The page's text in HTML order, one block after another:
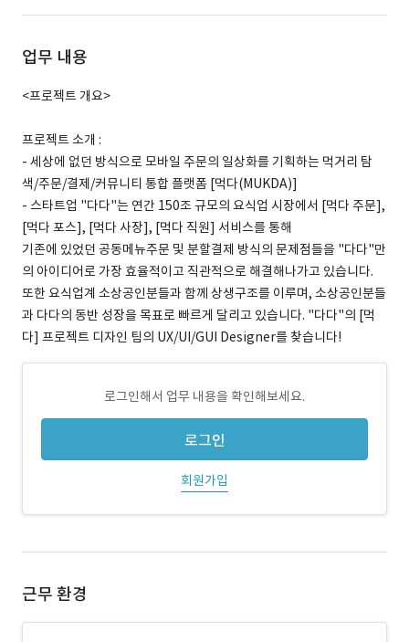
업무 내용
<프로젝트 개요>
프로젝트 소개 :
- 세상에 없던 방식으로 모바일 주문의 일상화를 기획하는 먹거리 탐
색/주문/결제/커뮤니티 통합 플랫폼 [먹다(MUKDA)]
- 스타트업 "다다"는 연간 150조 규모의 요식업 시장에서 [먹다 주문],
[먹다 포스], [먹다 사장], [먹다 직원] 서비스를 통해
기존에 있었던 공동메뉴주문 및 분할결제 방식의 문제점들을 "다다"만
의 아이디어로 가장 효율적이고 직관적으로 해결해나가고 있습니다.
또한 요식업계 소상공인분들과 함께 상생구조를 이루며, 소상공인분들
과 다다의 동반 성장을 목표로 빠르게 달리고 있습니다. "다다"의 [먹
다] 프로젝트 디자인 팀의 UX/UI/GUI Designer를 찾습니다!
로그인해서 업무 내용을 확인해보세요.
로그인
회원가입
근무 환경